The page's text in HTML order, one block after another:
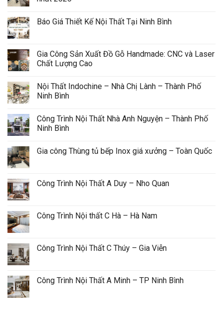
Báo Giá Thiết Kế Nội Thất Tại Ninh Bình
Gia Công Sản Xuất Đồ Gỗ Handmade: CNC và Laser
Chất Lượng Cao
Nội Thất Indochine – Nhà Chị Lành – Thành Phố
Ninh Bình
Công Trình Nội Thất Nhà Anh Nguyện – Thành Phố
Ninh Bình
Gia công Thùng tủ bếp Inox giá xưởng – Toàn Quốc
Công Trình Nội Thất A Duy – Nho Quan
Công Trình Nội thất C Hà – Hà Nam
Công Trình Nội Thất C Thúy – Gia Viễn
Công Trình Nội Thất A Minh – TP Ninh Bình